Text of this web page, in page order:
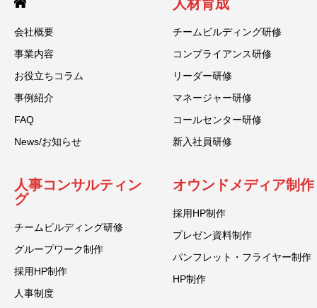
会社概要
事業内容
お役立ちコラム
事例紹介
FAQ
News/お知らせ
人材育成
チームビルディング研修
コンプライアンス研修
リーダー研修
マネージャー研修
コールセンター研修
新入社員研修
人事コンサルティン
グ
チームビルディング研修
グループワーク制作
採用HP制作
人事制度
オウンドメディア制作
採用HP制作
プレゼン資料制作
パンフレット・フライヤー制作
HP制作